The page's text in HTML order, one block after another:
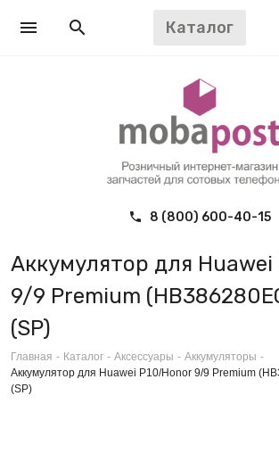
Каталог
8 (800) 600-40-15
Аккумулятор для
9/9 Premium
(SP)
Главная - Каталог - Аксессуары - Аккумуляторы -
Аккумулятор для Huawei P10/Honor 9/9 Premium
(SP)